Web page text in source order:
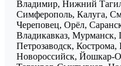
Владимир, Нижний
Симферополь, Калуга,
Череповец, Орёл,
Владикавказ, Мурманск,
Петрозаводск,
Новороссийск, Йошкар-